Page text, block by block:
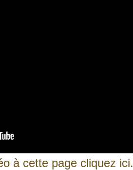
à cette page cliquez ici.